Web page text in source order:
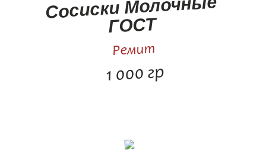
Сосиски Молочные
ГОСТ
Ремит
1 000 гр